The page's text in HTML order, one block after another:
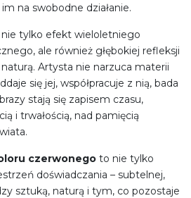
na swobodne działanie.
nie tylko efekt wieloletniego
ale również głębokiej refleksji
naturą. Artysta nie narzuca materii
się jej, współpracuje z nią, bada
stają się zapisem czasu,
i trwałością, nad pamięcią
czerwonego to nie tylko
doświadczania – subtelnej,
sztuką, naturą i tym, co pozostaje